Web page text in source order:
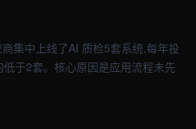
集中上线了AI 质检5套系统,每年投
于2套。核心原因是应用流程未先